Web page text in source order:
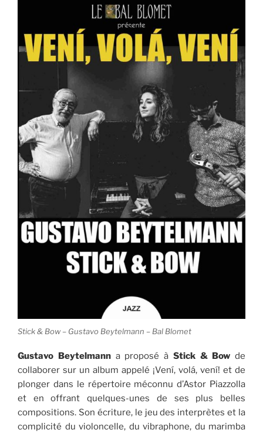
Stick & Bow – Gustavo Beytelmann – Bal Blomet
Gustavo Beytelmanna proposé à Stick & Bow de
collaborer sur un album appelé ¡Vení, volá, vení! et de
plonger dans le répertoire méconnu d’Astor Piazzolla
et en offrant quelques-unes de ses plus belles
compositions. Son écriture, le jeu des interprètes et la
complicité du violoncelle, du vibraphone, du marimba